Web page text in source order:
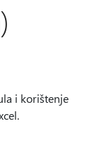
i korištenje